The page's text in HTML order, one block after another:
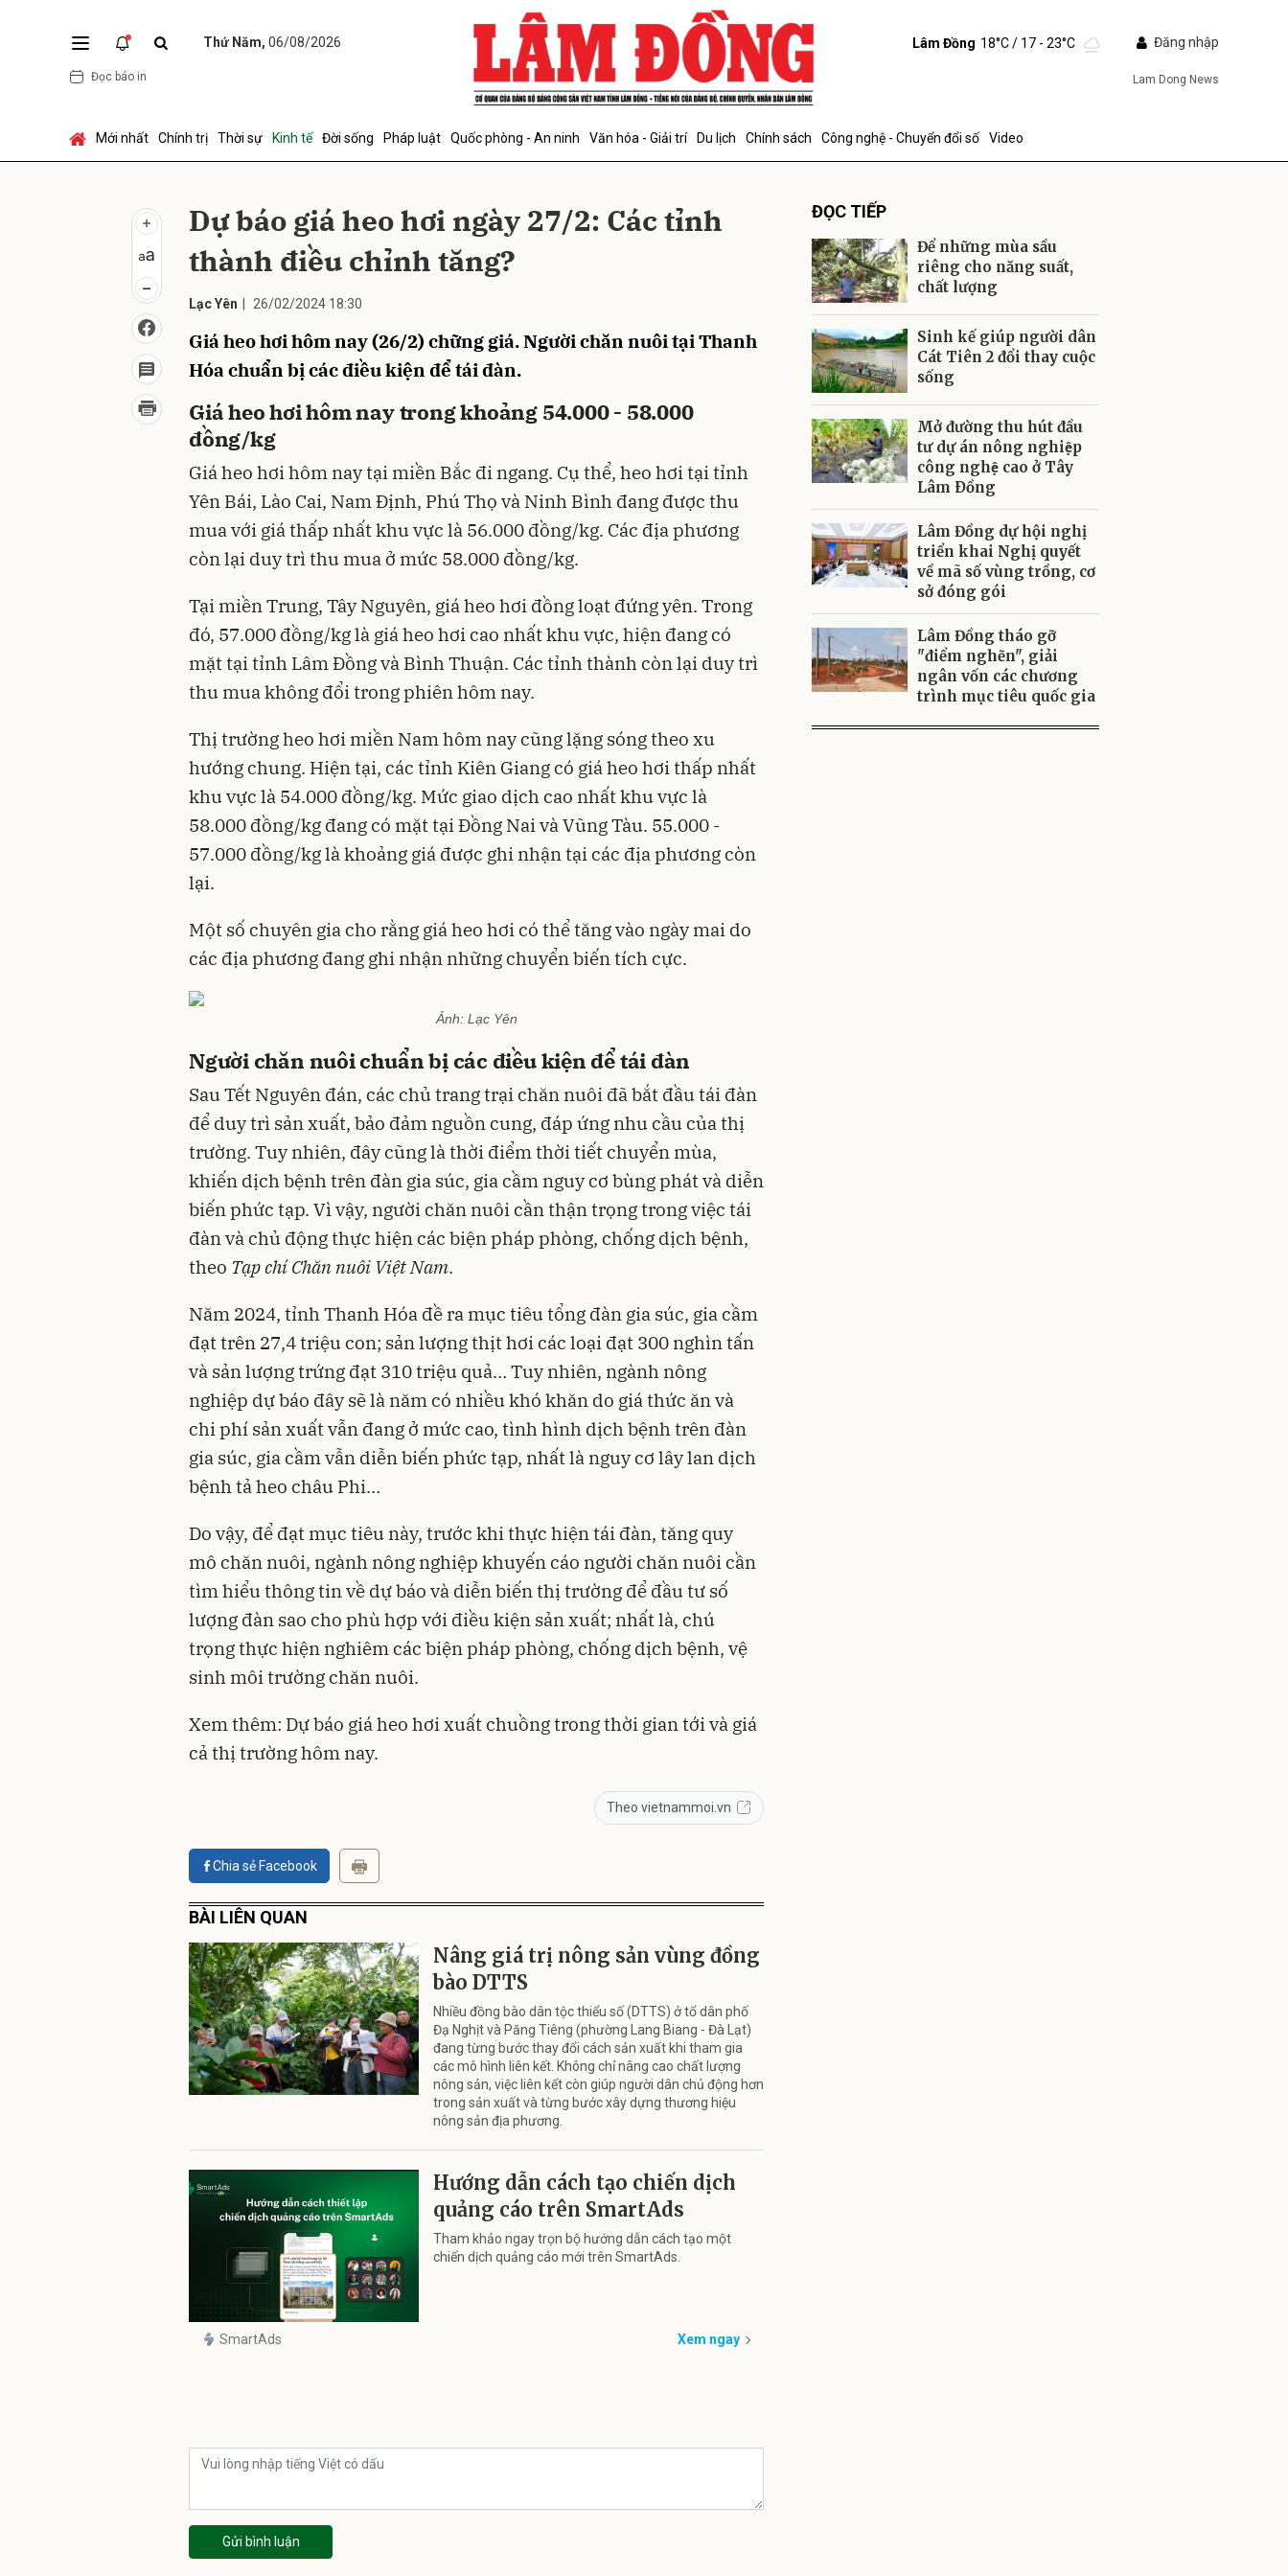
Thứ Năm, 06/08/2026
Đọc báo in
Lâm Đồng 18°C/ 17 - 23°C Đăng nhập
Lam Dong News
Mới nhất Chính trị Thời sự Kinh tế Đời sống Pháp luật Quốc phòng - An ninh Văn hóa - Giải trí Du lịch Chính sách Công nghệ - Chuyển đổi số Video
Dự báo giá heo hơi ngày 27/2: Các tỉnh
thành điều chỉnh tăng?
Lạc Yên 26/02/2024 18:30
Giá heo hơi hôm nay (26/2) chững giá. Người chăn nuôi tại Thanh
Hóa chuẩn bị các điều kiện để tái đàn.
Giá heo hơi hôm nay trong khoảng 54.000 - 58.000
đồng/kg
Giá heo hơi hôm nay tại miền Bắc đi ngang. Cụ thể, heo hơi tại tỉnh
Yên Bái, Lào Cai, Nam Định, Phú Thọ và Ninh Bình đang được thu
mua với giá thấp nhất khu vực là 56.000 đồng/kg. Các địa phương
còn lại duy trì thu mua ở mức 58.000 đồng/kg.
Tại miền Trung, Tây Nguyên, giá heo hơi đồng loạt đứng yên. Trong
đó, 57.000 đồng/kg là giá heo hơi cao nhất khu vực, hiện đang có
mặt tại tỉnh Lâm Đồng và Bình Thuận. Các tỉnh thành còn lại duy trì
thu mua không đổi trong phiên hôm nay.
Thị trường heo hơi miền Nam hôm nay cũng lặng sóng theo xu
hướng chung. Hiện tại, các tỉnh Kiên Giang có giá heo hơi thấp nhất
khu vực là 54.000 đồng/kg. Mức giao dịch cao nhất khu vực là
58.000 đồng/kg đang có mặt tại Đồng Nai và Vũng Tàu. 55.000 -
57.000 đồng/kg là khoảng giá được ghi nhận tại các địa phương còn
lại.
Một số chuyên gia cho rằng giá heo hơi có thể tăng vào ngày mai do
các địa phương đang ghi nhận những chuyển biến tích cực.
Ảnh:Lạc Yên
Người chăn nuôi chuẩn bị các điều kiện để tái đàn
Sau Tết Nguyên đán, các chủ trang trại chăn nuôi đã bắt đầu tái đàn
để duy trì sản xuất, bảo đảm nguồn cung, đáp ứng nhu cầu của thị
trường. Tuy nhiên, đây cũng là thời điểm thời tiết chuyển mùa,
khiến dịch bệnh trên đàn gia súc, gia cầm nguy cơ bùng phát và diễn
biến phức tạp. Vì vậy, người chăn nuôi cần thận trọng trong việc tái
đàn và chủ động thực hiện các biện pháp phòng, chống dịch bệnh,
theo Tạp chí Chăn nuôi Việt Nam.
Năm 2024, tỉnh Thanh Hóa đề ra mục tiêu tổng đàn gia súc, gia cầm
đạt trên 27,4 triệu con; sản lượng thịt hơi các loại đạt 300 nghìn tấn
và sản lượng trứng đạt 310 triệu quả… Tuy nhiên, ngành nông
nghiệp dự báo đây sẽ là năm có nhiều khó khăn do giá thức ăn và
chi phí sản xuất vẫn đang ở mức cao, tình hình dịch bệnh trên đàn
gia súc, gia cầm vẫn diễn biến phức tạp, nhất là nguy cơ lây lan dịch
bệnh tả heo châu Phi…
Do vậy, để đạt mục tiêu này, trước khi thực hiện tái đàn, tăng quy
mô chăn nuôi, ngành nông nghiệp khuyến cáo người chăn nuôi cần
tìm hiểu thông tin về dự báo và diễn biến thị trường để đầu tư số
lượng đàn sao cho phù hợp với điều kiện sản xuất; nhất là, chú
trọng thực hiện nghiêm các biện pháp phòng, chống dịch bệnh, vệ
sinh môi trường chăn nuôi.
Xem thêm: Dự báo giá heo hơi xuất chuồng trong thời gian tới và giá
cả thị trường hôm nay.
Theo vietnammoi.vn
Chia sẻ Facebook
BÀI LIÊN QUAN
Nâng giá trị nông sản vùng đồng
bào DTTS
Nhiều đồng bào dân tộc thiểu số (DTTS) ở tổ dân phố
Đạ Nghịt và Păng Tiêng (phường Lang Biang - Đà Lạt)
đang từng bước thay đổi cách sản xuất khi tham gia
các mô hình liên kết. Không chỉ nâng cao chất lượng
nông sản, việc liên kết còn giúp người dân chủ động hơn
trong sản xuất và từng bước xây dựng thương hiệu
nông sản địa phương.
Hướng dẫn cách tạo chiến dịch
quảng cáo trên SmartAds
Tham khảo ngay trọn bộ hướng dẫn cách tạo một
chiến dịch quảng cáo mới trên SmartAds.
SmartAds Xem ngay
Gửi bình luận
ĐỌC TIẾP
Để những mùa sầu
riêng cho năng suất,
chất lượng
Sinh kế giúp người dân
Cát Tiên 2 đổi thay cuộc
sống
Mở đường thu hút đầu
tư dự án nông nghiệp
công nghệ cao ở Tây
Lâm Ðồng
Lâm Đồng dự hội nghị
triển khai Nghị quyết
về mã số vùng trồng, cơ
sở đóng gói
Lâm Đồng tháo gỡ
"điểm nghẽn", giải
ngân vốn các chương
trình mục tiêu quốc gia
Gửi bình luận
Gửi